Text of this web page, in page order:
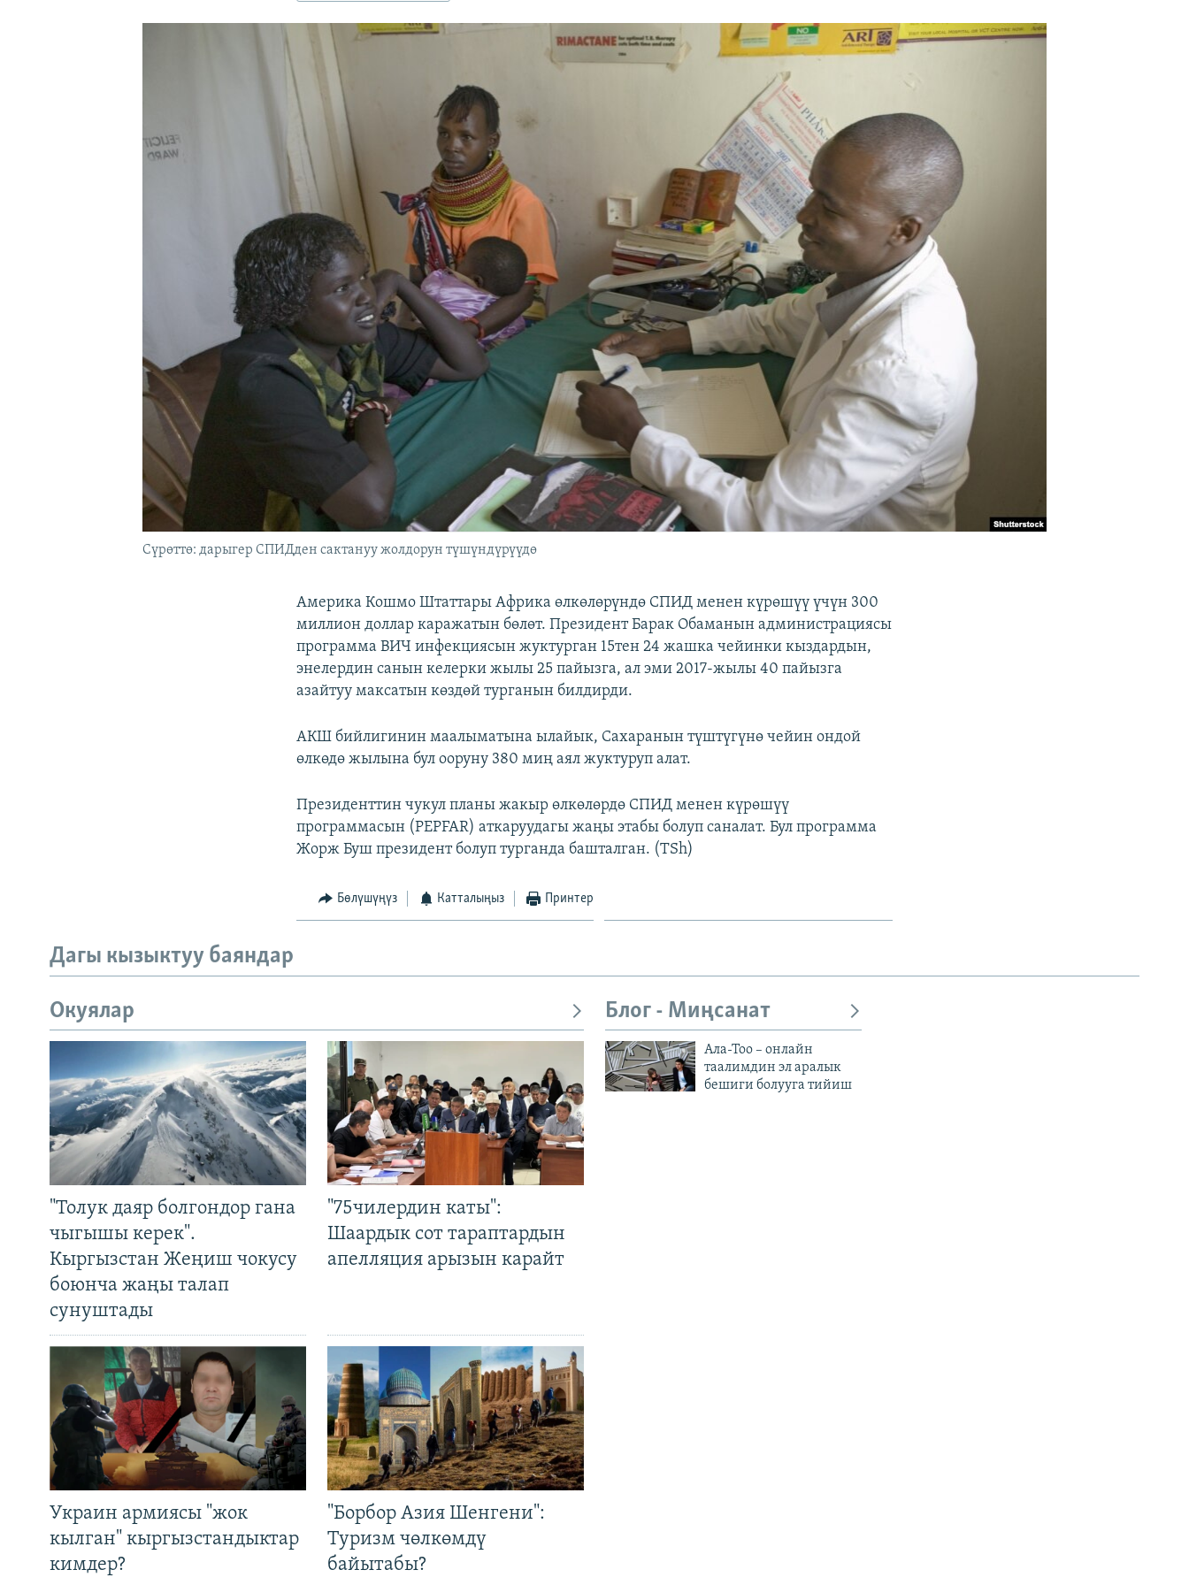
Сүрөттө: дарыгер СПИДден сактануу жолдорун түшүндүрүүдө
Америка Кошмо Штаттары Африка өлкөлөрүндө СПИД менен күрөшүү үчүн 300
миллион доллар каражатын бөлөт. Президент Барак Обаманын администрациясы
программа ВИЧ инфекциясын жуктурган 15тен 24 жашка чейинки кыздардын,
энелердин санын келерки жылы 25 пайызга, ал эми 2017-жылы 40 пайызга
азайтуу максатын көздөй турганын билдирди.
АКШ бийлигинин маалыматына ылайык, Сахаранын түштүгүнө чейин ондой
өлкөдө жылына бул ооруну 380 миң аял жуктуруп алат.
Президенттин чукул планы жакыр өлкөлөрдө СПИД менен күрөшүү
программасын (PEPFAR) аткаруудагы жаңы этабы болуп саналат. Бул программа
Жорж Буш президент болуп турганда башталган. (TSh)
Бөлүшүңүз Катталыңыз Принтер
Дагы кызыктуу баяндар
Окуялар
"Толук даяр болгондор гана
чыгышы керек".
Кыргызстан Жеңиш чокусу
боюнча жаңы талап
сунуштады
"75чилердин каты":
Шаардык сот тараптардын
апелляция арызын карайт
Украин армиясы "жок
кылган" кыргызстандыктар
кимдер?
"Борбор Азия Шенгени":
Туризм чөлкөмдү
байытабы?
Блог - Миңсанат
Ала-Тоо – онлайн
таалимдин эл аралык
бешиги болууга тийиш